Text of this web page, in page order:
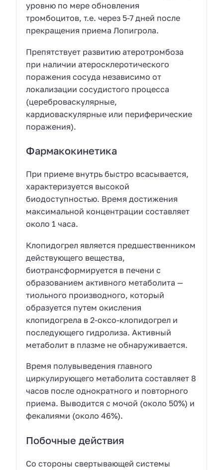
уровню по мере обновления
тромбоцитов, т.е. через 5-7 дней после
прекращения приема Лопигрола.
Препятствует развитию атеротромбоза
при наличии атеросклеротического
поражения сосуда независимо от
локализации сосудистого процесса
(цереброваскулярные,
кардиоваскулярные или периферические
поражения).
Фармакокинетика
При приеме внутрь быстро всасывается,
характеризуется высокой
биодоступностью. Время достижения
максимальной концентрации составляет
около 1 часа.
Клопидогрел является предшественником
действующего вещества,
биотрансформируется в печени с
образованием активного метаболита —
тиольного производного, который
образуется путем окисления
клопидогрела в 2-оксо-клопидогрел и
последующего гидролиза. Активный
метаболит в плазме не обнаруживается.
Время полувыведения главного
циркулирующего метаболита составляет 8
часов после однократного и повторного
приема. Выводится с мочой (около 50%) и
фекалиями (около 46%).
Побочные действия
Со стороны свертывающей системы